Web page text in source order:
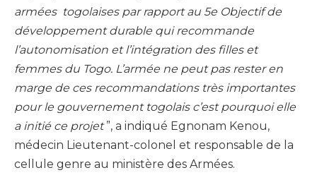
armées togolaises par rapport au 5e Objectif de
développement durable qui recommande
l’autonomisation et l’intégration des filles et
femmes du Togo. L’armée ne peut pas rester en
marge de ces recommandations très importantes
pour le gouvernement togolais c’est pourquoi elle
a initié ce projet”, a indiqué Egnonam Kenou,
médecin Lieutenant-colonel et responsable de la
cellule genre au ministère des Armées.